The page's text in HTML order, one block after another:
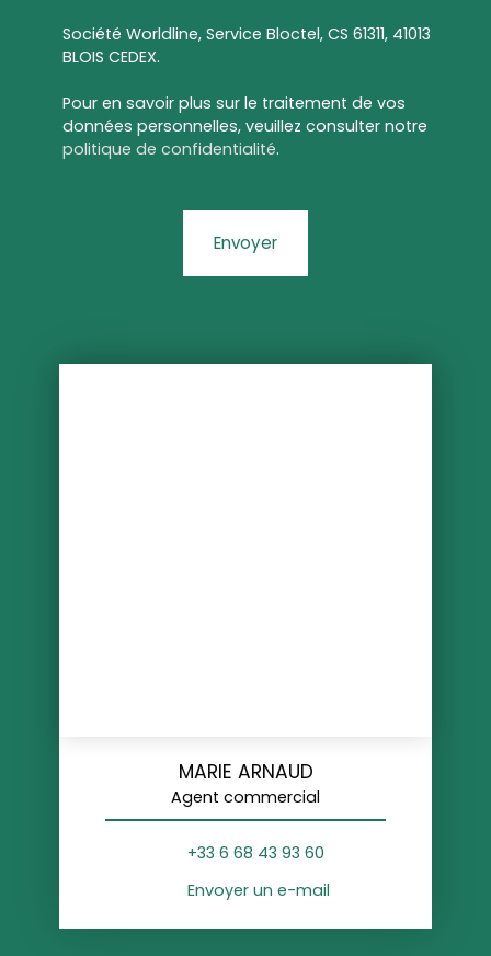
Société Worldline, Service Bloctel, CS 61311, 41013
BLOIS CEDEX.
Pour en savoir plus sur le traitement de vos
données personnelles, veuillez consulter notre
politique de confidentialité.
Envoyer
MARIE ARNAUD
Agent commercial
+33 6 68 43 93 60
Envoyer un e-mail